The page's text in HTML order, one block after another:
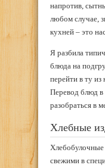
напротив,
любом случае,
кухней – это
Я разбила
блюда на
перейти в ту из
Перевод блюд в
разобраться в
Хлебные
Хлебобулочные
свежими в